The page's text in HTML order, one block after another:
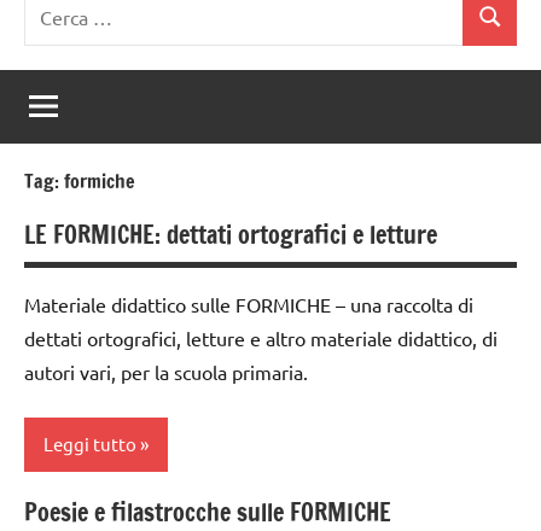
per:
Cerca
Tag:formiche
LE FORMICHE: dettati ortografici e letture
Materiale didattico sulle FORMICHE – una raccolta di
dettati ortografici, letture e altro materiale didattico, di
autori vari, per la scuola primaria.
Leggi tutto
dai
Poesie e filastrocche sulle FORMICHE